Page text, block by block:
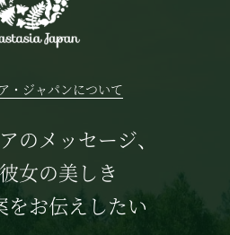
・ジャパンについて
のメッセージ、
女の美しき
をお伝えしたい